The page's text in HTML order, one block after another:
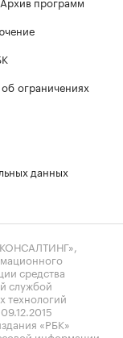
ограничениях
данных
средства
службой
технологий
«РБК»